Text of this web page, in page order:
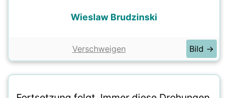
Wieslaw Brudzinski
Verschweigen Bild →